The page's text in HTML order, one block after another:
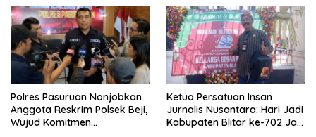
Polres Pasuruan Nonjobkan
Anggota Reskrim Polsek Beji,
Wujud Komitmen
Ketua Persatuan Insan
Jurnalis Nusantara: Hari Jadi
Kabupaten Blitar ke-702 Jadi